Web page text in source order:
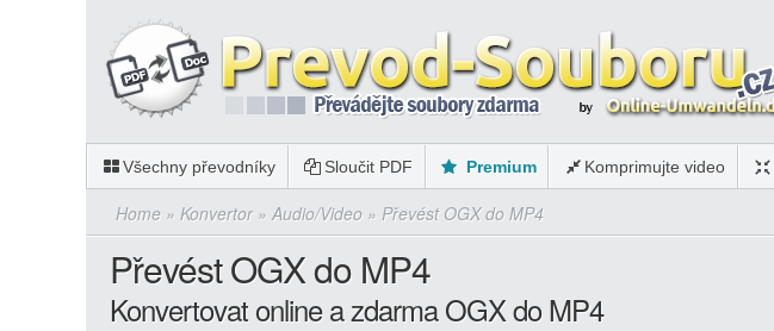
Všechny převodníky Sloučit PDF Premium Komprimujte video
Home » Konvertor» Audio/Video » Převést OGX do MP4
Převést OGX do MP4
Konvertovat online a zdarma OGX do MP4